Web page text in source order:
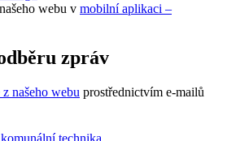
webu v mobilní aplikaci –
zpráv
našeho webu prostřednictvím e-mailů